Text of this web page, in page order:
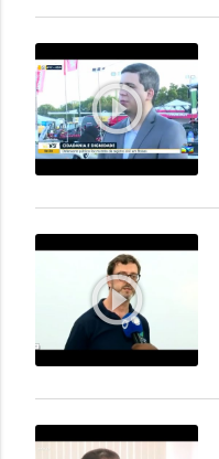
play_circle_outline
play_circle_outline